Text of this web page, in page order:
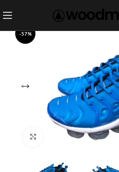
-57%
Click to enlarge